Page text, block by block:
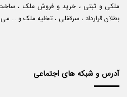
ملکی و ثبتی ، خرید و فروش ملک ،
بطلان قرارداد ، سرقفلی ، تخلیه ملک و …
آدرس و شبکه های اجتماعی